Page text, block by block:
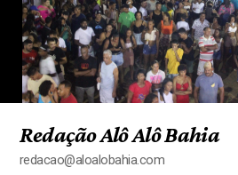
Redação Alô Alô Bahia
redacao@aloalobahia.com